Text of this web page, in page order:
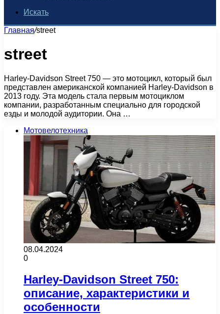
Искать
Главная/street
street
Harley-Davidson Street 750 — это мотоцикл, который был
представлен американской компанией Harley-Davidson в
2013 году. Эта модель стала первым мотоциклом
компании, разработанным специально для городской
езды и молодой аудитории. Она …
Мотовелотехника
08.04.2024
0
Harley-Davidson Street 750:
описание, характеристики и
особенности